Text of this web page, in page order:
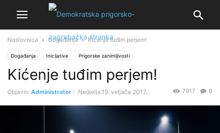
Naslovnica Događanja Kićenje tuđim perjem!
Događanja Inicijative Prigorske zanimljivosti
Kićenje tuđim perjem!
Objavio Administrator - Nedjelja.19. veljače 2017. 0
7917